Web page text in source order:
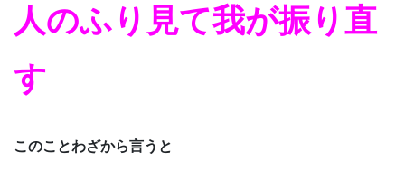
人のふり見て我が振り直
す
このことわざから言うと